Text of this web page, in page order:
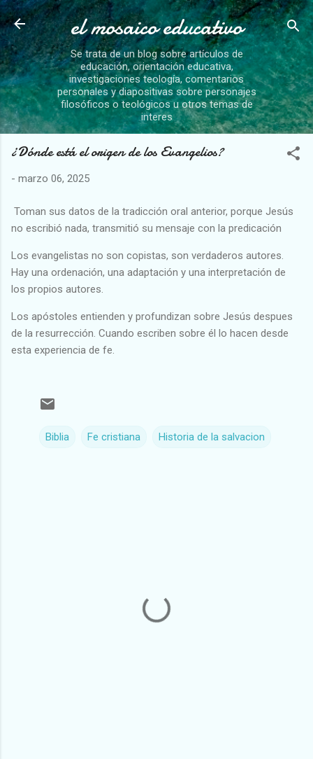
Ir al contenido principal
el mosaico educativo
Se trata de un blog sobre artículos de
educación, orientación educativa,
investigaciones teología, comentarios
personales y diapositivas sobre personajes
filosóficos o teológicos u otros temas de
interes
¿Dónde está el origen de los Evangelios?
- marzo 06, 2025
Toman sus datos de la tradicción oral anterior, porque Jesús
no escribió nada, transmitió su mensaje con la predicación
Los evangelistas no son copistas, son verdaderos autores.
Hay una ordenación, una adaptación y una interpretación de
los propios autores.
Los apóstoles entienden y profundizan sobre Jesús despues
de la resurrección. Cuando escriben sobre él lo hacen desde
esta experiencia de fe.
Biblia Fe cristiana Historia de la salvacion